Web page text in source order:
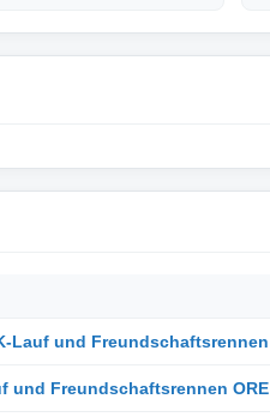
Lauf und Freundschaftsrennen
und Freundschaftsrennen ORE